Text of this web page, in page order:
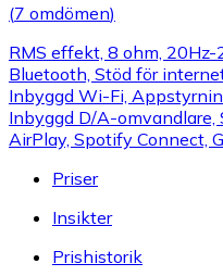
(7 omdömen)
RMS effekt, 8 ohm,
Bluetooth, Stöd för
Inbyggd Wi-Fi,
Inbyggd D/A-
AirPlay, Spotify Connect,
Priser
Insikter
Prishistorik